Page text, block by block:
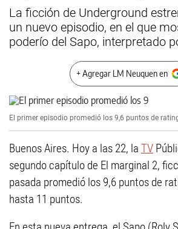
La ficción de Underground
un nuevo episodio, en el que
poderío del Sapo, interpretado
+ Agregar LM Neuquen en
El primer episodio promedió los 9,6 puntos de
Buenos Aires. Hoy a las 22, la TV
segundo capítulo de El marginal 2,
pasada promedió los 9,6 puntos de
hasta 11 puntos.